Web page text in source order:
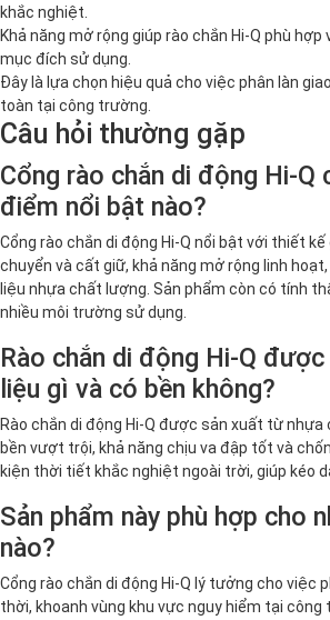
khắc nghiệt.
Khả năng mở rộng giúp rào chắn Hi-Q phù hợp
mục đích sử dụng.
Đây là lựa chọn hiệu quả cho việc phân làn
toàn tại công trường.
Câu hỏi thường gặp
Cổng rào chắn di động Hi-Q
điểm nổi bật nào?
Cổng rào chắn di động Hi-Q nổi bật với thiết
chuyển và cất giữ, khả năng mở rộng linh
liệu nhựa chất lượng. Sản phẩm còn có tính
nhiều môi trường sử dụng.
Rào chắn di động Hi-Q
liệu gì và có bền không?
Rào chắn di động Hi-Q được sản xuất từ nhựa
bền vượt trội, khả năng chịu va đập tốt và
kiện thời tiết khắc nghiệt ngoài trời, giúp kéo
Sản phẩm này phù hợp cho
nào?
Cổng rào chắn di động Hi-Q lý tưởng cho việc
thời, khoanh vùng khu vực nguy hiểm tại công